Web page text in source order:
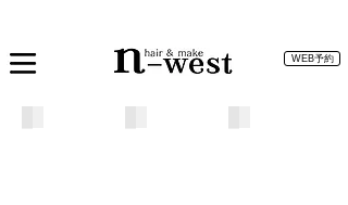
WEB予約